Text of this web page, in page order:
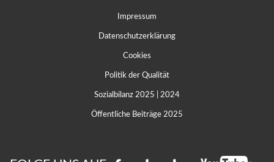
Impressum
Datenschutzerklärung
Cookies
Politik der Qualität
Sozialbilanz 2025 2024
Öffentliche Beiträge 2025